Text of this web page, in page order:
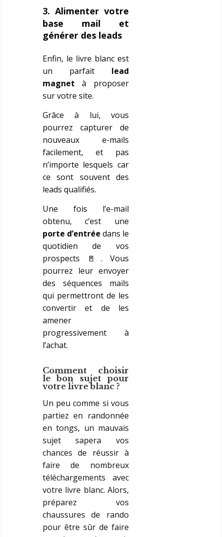
3. Alimenter votre
base mail et
générer des leads
Enfin, le livre blanc est
un parfait lead
magnet à proposer
sur votre site.
Grâce à lui, vous
pourrez capturer de
nouveaux e-mails
facilement, et pas
n’importe lesquels car
ce sont souvent des
leads qualifiés.
Une fois l’e-mail
obtenu, c’est une
porte d’entrée dans le
quotidien de vos
prospects 🚪. Vous
pourrez leur envoyer
des séquences mails
qui permettront de les
convertir et de les
amener
progressivement à
l’achat.
Comment choisir
le bon sujet pour
votre livre blanc ?
Un peu comme si vous
partiez en randonnée
en tongs, un mauvais
sujet sapera vos
chances de réussir à
faire de nombreux
téléchargements avec
votre livre blanc. Alors,
préparez vos
chaussures de rando
pour être sûr de faire